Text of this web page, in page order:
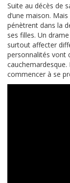
Suite au décès de
d’une maison.
pénètrent dans la
ses filles. Un
surtout affecter
personnalités vont
commencer à se